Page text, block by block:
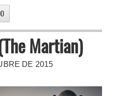
Martian)
DE 2015